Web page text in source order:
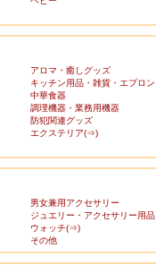
アロマ・癒しグッズ
キッチン用品・雑貨・エプロン
中華食器
調理機器・業務用機器
防犯関連グッズ
エクステリア(⇒)
男女兼用アクセサリー
ジュエリー・アクセサリー用品
ウォッチ(⇒)
その他